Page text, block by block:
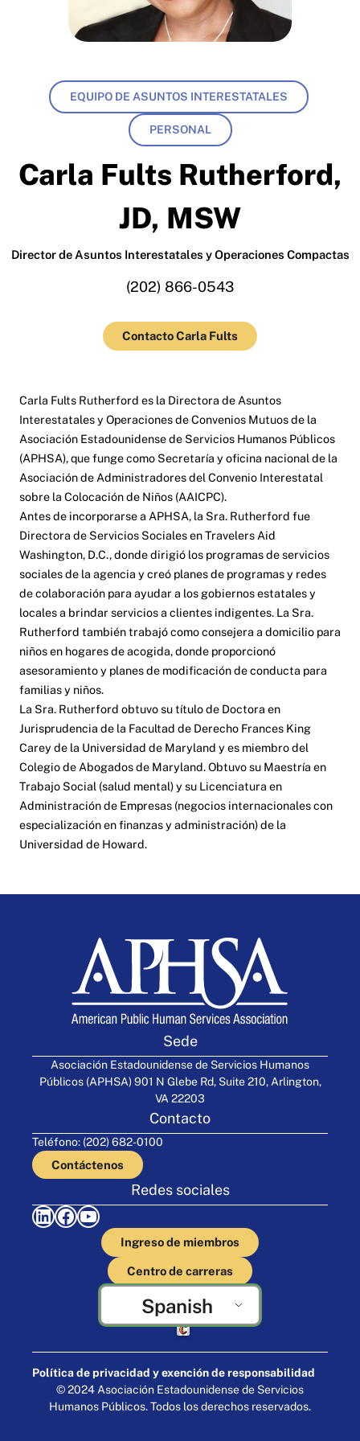
EQUIPO DE ASUNTOS INTERESTATALES
PERSONAL
Carla Fults Rutherford,
JD, MSW
Director de Asuntos Interestatales y Operaciones Compactas
(202) 866-0543
Contacto Carla Fults
Carla Fults Rutherford es la Directora de Asuntos
Interestatales y Operaciones de Convenios Mutuos de la
Asociación Estadounidense de Servicios Humanos Públicos
(APHSA), que funge como Secretaría y oficina nacional de la
Asociación de Administradores del Convenio Interestatal
sobre la Colocación de Niños (AAICPC).
Antes de incorporarse a APHSA, la Sra. Rutherford fue
Directora de Servicios Sociales en Travelers Aid
Washington, D.C., donde dirigió los programas de servicios
sociales de la agencia y creó planes de programas y redes
de colaboración para ayudar a los gobiernos estatales y
locales a brindar servicios a clientes indigentes. La Sra.
Rutherford también trabajó como consejera a domicilio para
niños en hogares de acogida, donde proporcionó
asesoramiento y planes de modificación de conducta para
familias y niños.
La Sra. Rutherford obtuvo su título de Doctora en
Jurisprudencia de la Facultad de Derecho Frances King
Carey de la Universidad de Maryland y es miembro del
Colegio de Abogados de Maryland. Obtuvo su Maestría en
Trabajo Social (salud mental) y su Licenciatura en
Administración de Empresas (negocios internacionales con
especialización en finanzas y administración) de la
Universidad de Howard.
Sede
Asociación Estadounidense de Servicios Humanos
Públicos (APHSA) 901 N Glebe Rd, Suite 210, Arlington,
VA 22203
Contacto
Teléfono: (202) 682-0100
Contáctenos
Redes sociales
LinkedIn Facebook YouTube
Ingreso de miembros
Centro de carreras
Spanish
Elaborado por Cornershop Creative
Política de privacidad y exención de responsabilidad
© 2024 Asociación Estadounidense de Servicios
Humanos Públicos. Todos los derechos reservados.